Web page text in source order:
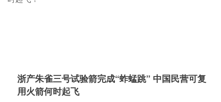
浙产朱雀三号试验箭完成“蚱蜢跳” 中国民营可复
用火箭何时起飞